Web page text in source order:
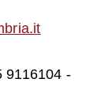
9116104 -